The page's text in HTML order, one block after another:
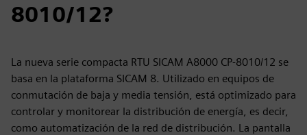
8010/12?
La nueva serie compacta RTU SICAM A8000 CP-8010/12 se
basa en la plataforma SICAM 8. Utilizado en equipos de
conmutación de baja y media tensión, está optimizado para
controlar y monitorear la distribución de energía, es decir,
como automatización de la red de distribución. La pantalla